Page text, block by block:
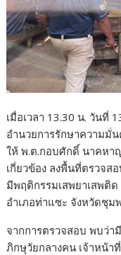
เมื่อเวลา 13.30 น. วันที่
อำนวยการรักษาความมั่
ให้ พ.ต.กอบศักดิ์ นาคหา
เกี่ยวข้อง ลงพื้นที่ตรวจส
มีพฤติกรรมเสพยาเสพติ
อำเภอท่าแซะ จังหวัดชุม
จากการตรวจสอบ พบว่า
ภิกษุวัยกลางคน เจ้าหน้า